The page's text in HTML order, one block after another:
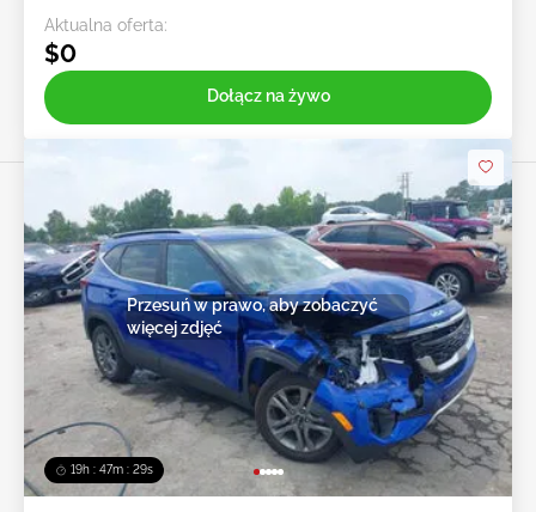
Aktualna oferta:
$0
Dołącz na żywo
19h : 47m : 27s
Przesuń w prawo, aby zobaczyć
więcej zdjęć